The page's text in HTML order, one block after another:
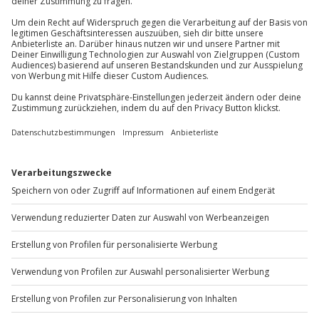
Wetter
Bei Sturm oder Hagel wird das Erlebnis
verschoben (die Entscheidung obliegt dem
Veranstalter)
Teilnehmer
Gutschein gültig für 1 Person
2 Begleitpersonen möglich (gegen Gebühr,
81671 München
Du erreichst uns telefonisch zu folgenden Zeiten,
außer an bundesweiten Feiertagen:
Mo-Fr: 8-20 Uhr | Sa: 10-16 Uhr
Du möchtest als Firma bestellen?
+49 89 / 60 60 89 700
Mo-Fr: 9-17 Uhr
b2b@jochen-schweizer.de
www.b2b.jochen-schweizer.de/
Artikelnummer:62462